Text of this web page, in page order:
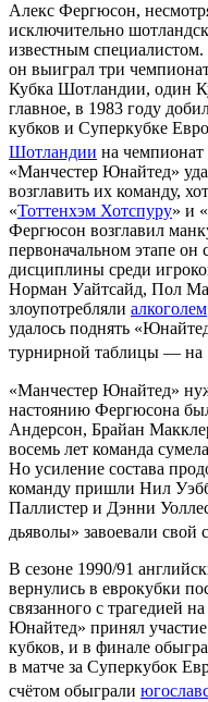
Алекс Фергюсон,
исключительно
известным
он выиграл три
Кубка Шотландии, один
главное, в 1983 году
кубков и Суперкубке
Шотландии на
«Манчестер Юнайтед»
возглавить их команду,
«Тоттенхэм Хотспуру» и «
Фергюсон возглавил
первоначальном этапе он
дисциплины среди
Норман Уайтсайд, Пол
злоупотребляли алкоголем
удалось поднять
турнирной таблицы — на
«Манчестер Юнайтед»
настоянию Фергюсона
Андерсон, Брайан
восемь лет команда
Но усиление состава
команду пришли Нил
Паллистер и Дэнни
дьяволы» завоевали свой
В сезоне 1990/91
вернулись в еврокубки
связанного с трагедией на
Юнайтед» принял
кубков, и в финале
в матче за Суперкубок
счётом обыграли